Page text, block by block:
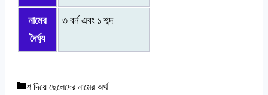
নামের
দৈর্ঘ্য
৩ বর্ন এবং ১ শব্দ
Categories
শ দিয়ে ছেলেদের নামের অর্থ